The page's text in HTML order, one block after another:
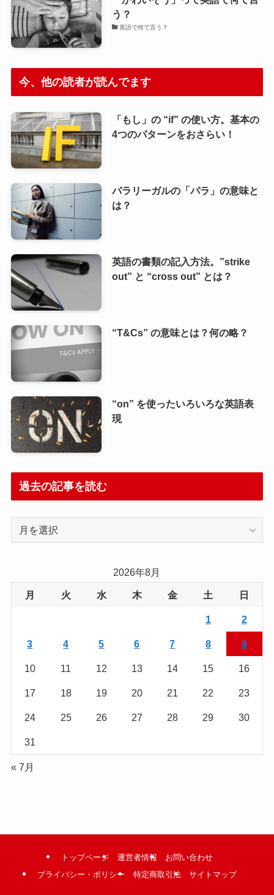
う？
英語で何て言う？
今、他の読者が読んでます
「もし」の “if” の使い方。基本の
4つのパターンをおさらい！
パラリーガルの「パラ」の意味と
は？
英語の書類の記入方法。”strike
out” と “cross out” とは？
“T&Cs” の意味とは？何の略？
“on” を使ったいろいろな英語表
現
過去の記事を読む
事
2026年8月
月 火 水 木 金 土 日
1 2
3 4 5 6 7 8 9
10 11 12 13 14 15 16
17 18 19 20 21 22 23
24 25 26 27 28 29 30
31
« 7月
トップページ 運営者情報
お問い合わせ
プライバシー・ポリシー
特定商取引法 サイトマップ